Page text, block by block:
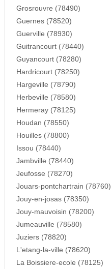
Grosrouvre (78490)
Guernes (78520)
Guerville (78930)
Guitrancourt (78440)
Guyancourt (78280)
Hardricourt (78250)
Hargeville (78790)
Herbeville (78580)
Hermeray (78125)
Houdan (78550)
Houilles (78800)
Issou (78440)
Jambville (78440)
Jeufosse (78270)
Jouars-pontchartrain (78760)
Jouy-en-josas (78350)
Jouy-mauvoisin (78200)
Jumeauville (78580)
Juziers (78820)
L'etang-la-ville (78620)
La Boissiere-ecole (78125)